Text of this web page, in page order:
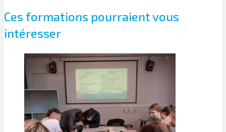
Ces formations pourraient vous
intéresser